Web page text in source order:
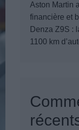
Aston Martin
financière et
Denza Z9S :
1100 km